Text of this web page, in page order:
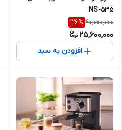
NS-535
40,000,000
36%
25,600,000
افزودن به سبد